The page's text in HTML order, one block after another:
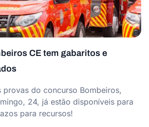
CE tem gabaritos e
provas do concurso Bombeiros,
24, já estão disponíveis para
para recursos!